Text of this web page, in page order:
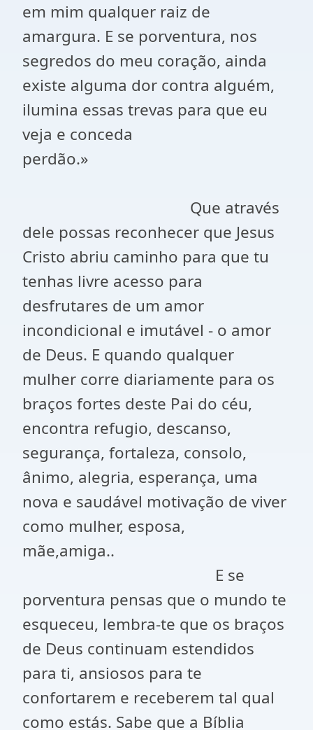
em mim qualquer raiz de
amargura. E se porventura, nos
segredos do meu coração, ainda
existe alguma dor contra alguém,
ilumina essas trevas para que eu
veja e conceda
perdão.»
Que através
dele possas reconhecer que Jesus
Cristo abriu caminho para que tu
tenhas livre acesso para
desfrutares de um amor
incondicional e imutável - o amor
de Deus. E quando qualquer
mulher corre diariamente para os
braços fortes deste Pai do céu,
encontra refugio, descanso,
segurança, fortaleza, consolo,
ânimo, alegria, esperança, uma
nova e saudável motivação de viver
como mulher, esposa,
mãe,amiga..
E se
porventura pensas que o mundo te
esqueceu, lembra-te que os braços
de Deus continuam estendidos
para ti, ansiosos para te
confortarem e receberem tal qual
como estás. Sabe que a Bíblia